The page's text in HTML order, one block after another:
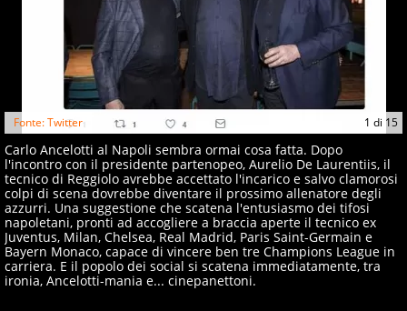
1 di 15
Fonte: Twitter
Carlo Ancelotti al Napoli sembra ormai cosa fatta. Dopo
l'incontro con il presidente partenopeo, Aurelio De Laurentiis, il
tecnico di Reggiolo avrebbe accettato l'incarico e salvo clamorosi
colpi di scena dovrebbe diventare il prossimo allenatore degli
azzurri. Una suggestione che scatena l'entusiasmo dei tifosi
napoletani, pronti ad accogliere a braccia aperte il tecnico ex
Juventus, Milan, Chelsea, Real Madrid, Paris Saint-Germain e
Bayern Monaco, capace di vincere ben tre Champions League in
carriera. E il popolo dei social si scatena immediatamente, tra
ironia, Ancelotti-mania e... cinepanettoni.